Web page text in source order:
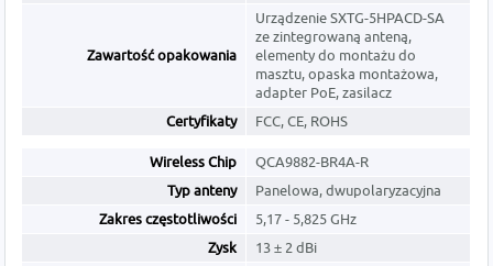
Zawartość opakowania
Urządzenie SXTG-5HPACD-SA
ze zintegrowaną anteną,
elementy do montażu do
masztu, opaska montażowa,
adapter PoE, zasilacz
Certyfikaty
FCC, CE, ROHS
Wireless Chip
QCA9882-BR4A-R
Typ anteny
Panelowa, dwupolaryzacyjna
Zakres częstotliwości
5,17 - 5,825 GHz
Zysk
13 ± 2 dBi